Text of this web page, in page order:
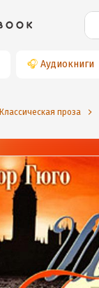
🎧 Аудиокниги
Классическая проза